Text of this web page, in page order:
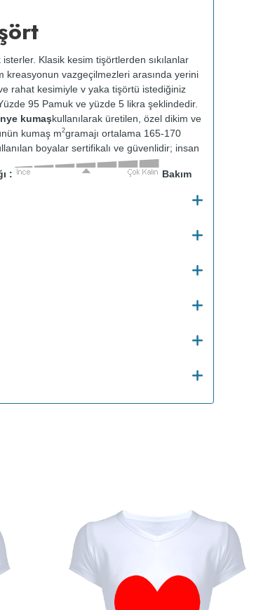
isterler. Klasik kesim tişörtlerden sıkılanlar
kreasyonun vazgeçilmezleri arasında yerini
rahat kesimiyle v yaka tişörtü istediğiniz
95 Pamuk ve yüzde 5 likra şeklindedir.
kumaşkullanılarak üretilen, özel dikim ve
kumaş m2gramajı ortalama 165-170
boyalar sertifikalı ve güvenlidir; insan
:
Bakım